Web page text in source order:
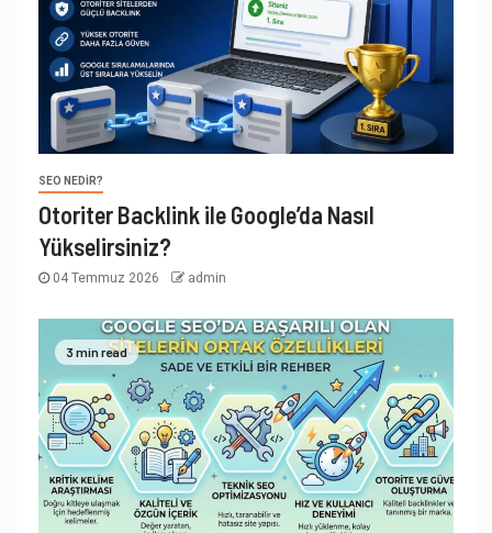
SEO NEDIR?
Otoriter Backlink ile Google’da Nasıl
Yükselirsiniz?
04 Temmuz 2026 admin
3 min read